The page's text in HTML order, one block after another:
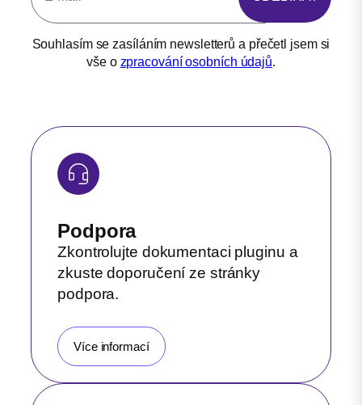
Souhlasím se zasíláním newsletterů a přečetl jsem si
vše o zpracování osobních údajů.
Podpora
Zkontrolujte dokumentaci pluginu a
zkuste doporučení ze stránky
podpora.
Více informací